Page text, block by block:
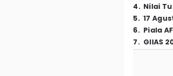
4. Nilai
5. 17
6. Piala
7. GIIAS